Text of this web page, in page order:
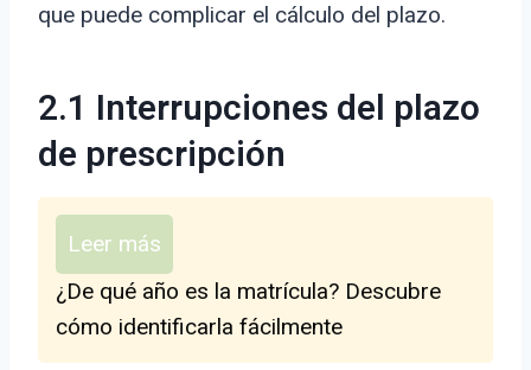
que puede complicar el cálculo del plazo.
2.1 Interrupciones del plazo
de prescripción
Leer más
¿De qué año es la matrícula? Descubre
cómo identificarla fácilmente